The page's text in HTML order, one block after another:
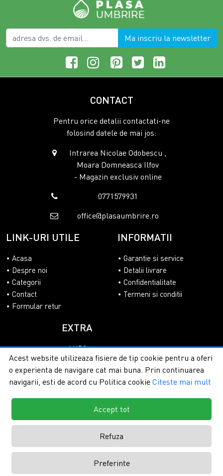
Ma inscriu la newsletter
CONTACT
Pentru orice detalii contactati-ne
folosind datele de mai jos:
Intrarea Nicolae Odobescu ,
Moara Domneasca Ilfov
- Magazin exclusiv online
0771579931
office@plasaumbrire.ro
LINK-URI UTILE
Acasa
Despre noi
Categorii
Contact
Formular retur
INFORMATII
Garantie si service
Detalii livrare
Confidentialitate
Termeni si conditii
EXTRA
ANPC
SOL
Copyright © 2026 - PlasaUmbrire.ro | Toate drepturile
rezervate.Creare magazine online by ITeXclusiv.ro
Acest website utilizeaza fisiere de tip cookie pentru a oferi
o experienta de navigare cat mai buna. Prin continuarea
navigarii, esti de acord cu Politica cookie Citeste mai mult
Accept tot
Refuza
Preferinte